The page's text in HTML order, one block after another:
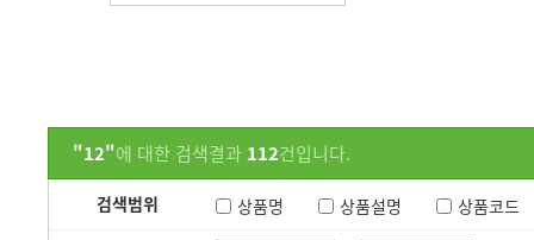
"12"에 대한 검색결과 112건입니다.
검색범위 상품명 상품설명 상품코드